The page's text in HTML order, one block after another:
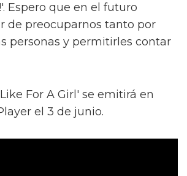
Espero que en el futuro
de preocuparnos tanto por
personas y permitirles contar
For A Girl' se emitirá en
el 3 de junio.